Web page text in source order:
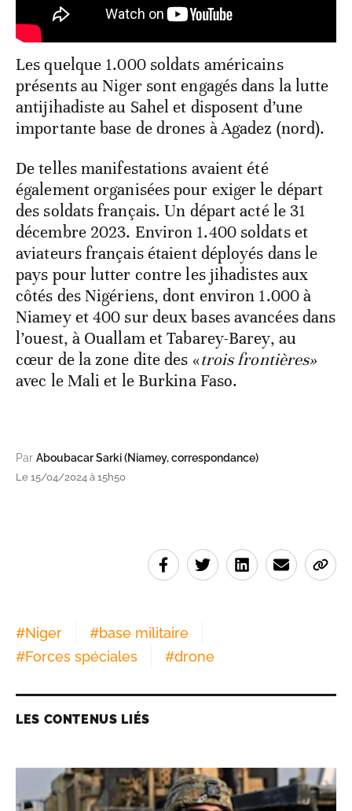
Les quelque 1.000 soldats américains
présents au Niger sont engagés dans la lutte
antijihadiste au Sahel et disposent d’une
importante base de drones à Agadez (nord).
De telles manifestations avaient été
également organisées pour exiger le départ
des soldats français. Un départ acté le 31
décembre 2023. Environ 1.400 soldats et
aviateurs français étaient déployés dans le
pays pour lutter contre les jihadistes aux
côtés des Nigériens, dont environ 1.000 à
Niamey et 400 sur deux bases avancées dans
l’ouest, à Ouallam et Tabarey-Barey, au
cœur de la zone dite des «trois frontières»
avec le Mali et le Burkina Faso.
Par Aboubacar Sarki (Niamey, correspondance)
Le 15/04/2024 à 15h50
#Niger #base militaire
#Forces spéciales #drone
LES CONTENUS LIÉS